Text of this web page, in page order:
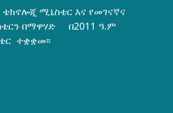
ሚኒስቴር እና የመገናኛና
በማዋሃድ በ2011 ዓ.ም
ተቋቋመ፡፡